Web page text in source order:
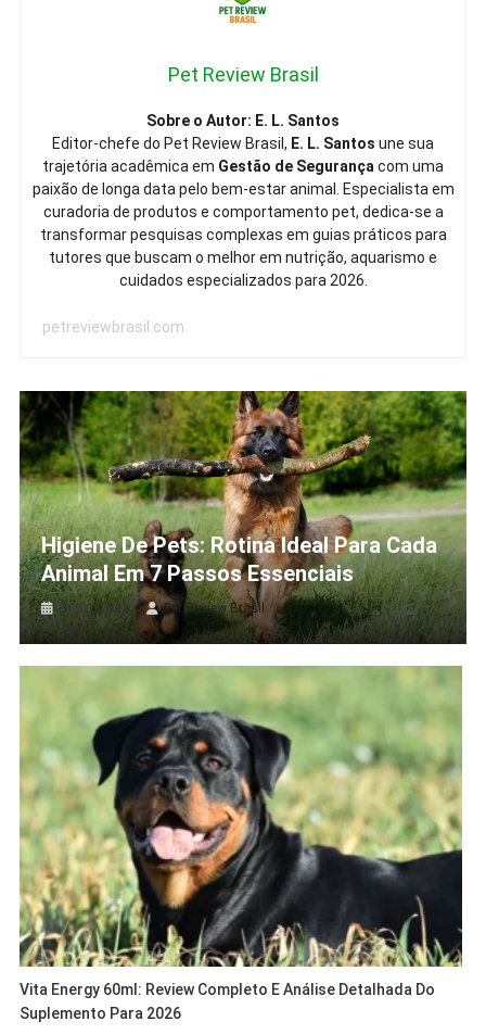
Pet Review Brasil
Sobre o Autor: E. L. Santos
Editor-chefe do Pet Review Brasil, E. L. Santos une sua
trajetória acadêmica em Gestão de Segurança com uma
paixão de longa data pelo bem-estar animal. Especialista em
curadoria de produtos e comportamento pet, dedica-se a
transformar pesquisas complexas em guias práticos para
tutores que buscam o melhor em nutrição, aquarismo e
cuidados especializados para 2026.
petreviewbrasil.com
Higiene De Pets: Rotina Ideal Para Cada
Animal Em 7 Passos Essenciais
31/01/2026 Pet Review Brasil
Vita Energy 60ml: Review Completo E Análise Detalhada Do
Suplemento Para 2026